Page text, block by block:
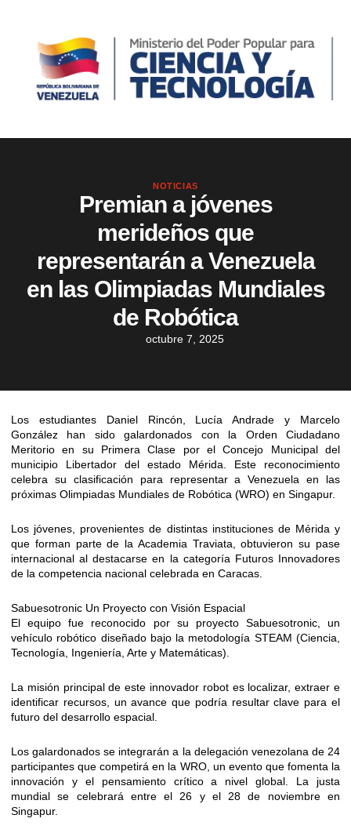
NOTICIAS
Premian a jóvenes
merideños que
representarán a Venezuela
en las Olimpiadas Mundiales
de Robótica
octubre 7, 2025
Los estudiantes Daniel Rincón, Lucía Andrade y Marcelo
González han sido galardonados con la Orden Ciudadano
Meritorio en su Primera Clase por el Concejo Municipal del
municipio Libertador del estado Mérida. Este reconocimiento
celebra su clasificación para representar a Venezuela en las
próximas Olimpiadas Mundiales de Robótica (WRO) en Singapur.
Los jóvenes, provenientes de distintas instituciones de Mérida y
que forman parte de la Academia Traviata, obtuvieron su pase
internacional al destacarse en la categoría Futuros Innovadores
de la competencia nacional celebrada en Caracas.
Sabuesotronic Un Proyecto con Visión Espacial
El equipo fue reconocido por su proyecto Sabuesotronic, un
vehículo robótico diseñado bajo la metodología STEAM (Ciencia,
Tecnología, Ingeniería, Arte y Matemáticas).
La misión principal de este innovador robot es localizar, extraer e
identificar recursos, un avance que podría resultar clave para el
futuro del desarrollo espacial.
Los galardonados se integrarán a la delegación venezolana de 24
participantes que competirá en la WRO, un evento que fomenta la
innovación y el pensamiento crítico a nivel global. La justa
mundial se celebrará entre el 26 y el 28 de noviembre en
Singapur.